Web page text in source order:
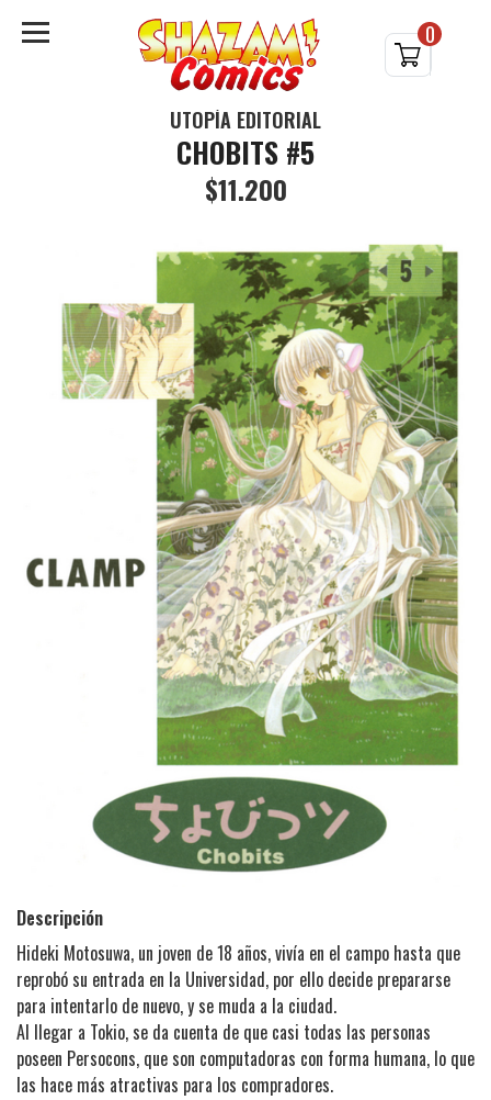
0
UTOPÍA EDITORIAL
CHOBITS #5
$11.200
Descripción
Hideki Motosuwa, un joven de 18 años, vivía en el campo hasta que
reprobó su entrada en la Universidad, por ello decide prepararse
para intentarlo de nuevo, y se muda a la ciudad.
Al llegar a Tokio, se da cuenta de que casi todas las personas
poseen Persocons, que son computadoras con forma humana, lo que
las hace más atractivas para los compradores.